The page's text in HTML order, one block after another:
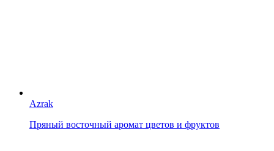
Azrak
Пряный восточный аромат цветов и фруктов